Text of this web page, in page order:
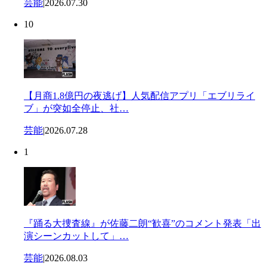
芸能|2026.07.30
10
【月商1.8億円の夜逃げ】人気配信アプリ「エブリライ
ブ」が突如全停止、社…
芸能|2026.07.28
1
『踊る大捜査線』が佐藤二朗“歓喜”のコメント発表「出
演シーンカットして」…
芸能|2026.08.03